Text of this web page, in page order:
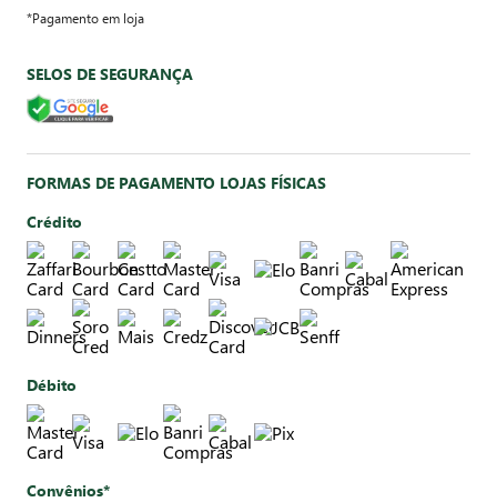
*Pagamento em loja
SELOS DE SEGURANÇA
FORMAS DE PAGAMENTO LOJAS FÍSICAS
Crédito
Débito
Convênios*